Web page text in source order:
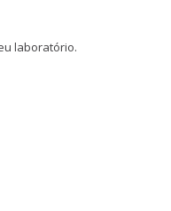
laboratório.